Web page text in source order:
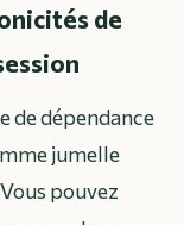
de
de dépendance
jumelle
pouvez